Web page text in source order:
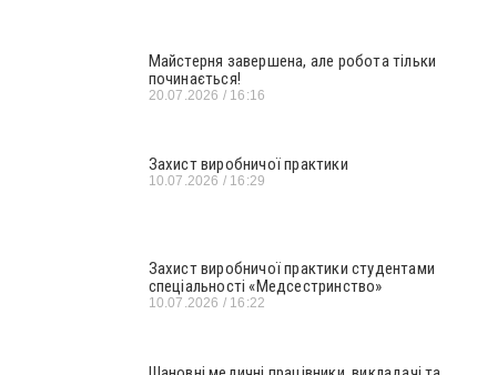
Майстерня завершена, але робота тільки
починається!
20.07.2026 16:16
Захист виробничої практики
10.07.2026 16:29
Захист виробничої практики студентами
спеціальності «Медсестринство»
10.07.2026 16:22